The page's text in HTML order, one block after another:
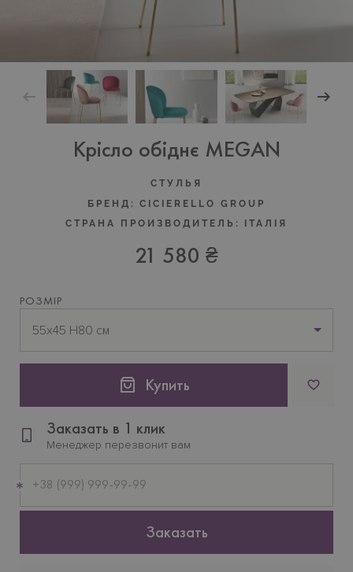
Крісло обіднє MEGAN
CТУЛЬЯ
БРЕНД:
CICIERELLO GROUP
СТРАНА ПРОИЗВОДИТЕЛЬ:
ІТАЛІЯ
21 580 ₴
РОЗМІР
55х45 H80 см
Купить
Заказать в 1 клик
Менеджер перезвонит вам
телефон
Заказать